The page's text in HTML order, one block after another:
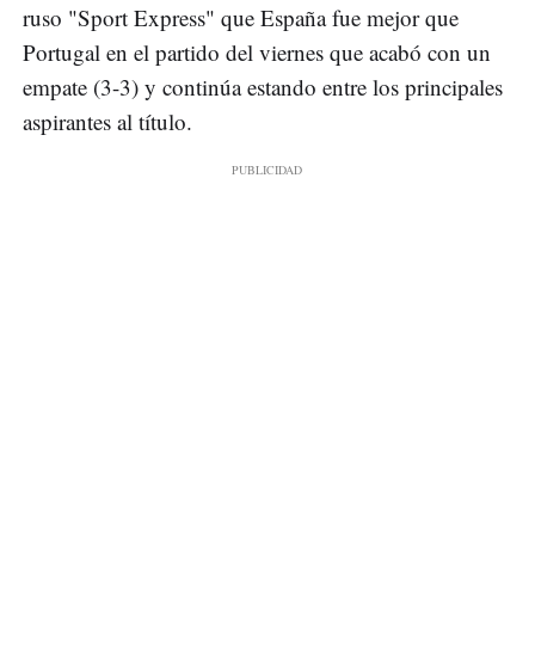
ruso "Sport Express" que España fue mejor que
Portugal en el partido del viernes que acabó con un
empate (3-3) y continúa estando entre los principales
aspirantes al título.